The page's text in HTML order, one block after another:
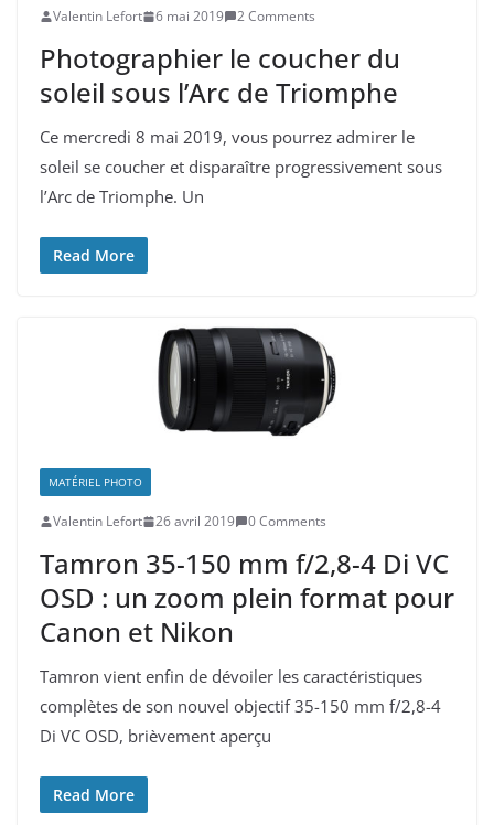
Valentin Lefort 6 mai 2019 2 Comments
Photographier le coucher du
soleil sous l’Arc de Triomphe
Ce mercredi 8 mai 2019, vous pourrez admirer le
soleil se coucher et disparaître progressivement sous
l’Arc de Triomphe. Un
Read More
MATÉRIEL PHOTO
Valentin Lefort 26 avril 2019 0 Comments
Tamron 35-150 mm f/2,8-4 Di VC
OSD : un zoom plein format pour
Canon et Nikon
Tamron vient enfin de dévoiler les caractéristiques
complètes de son nouvel objectif 35-150 mm f/2,8-4
Di VC OSD, brièvement aperçu
Read More